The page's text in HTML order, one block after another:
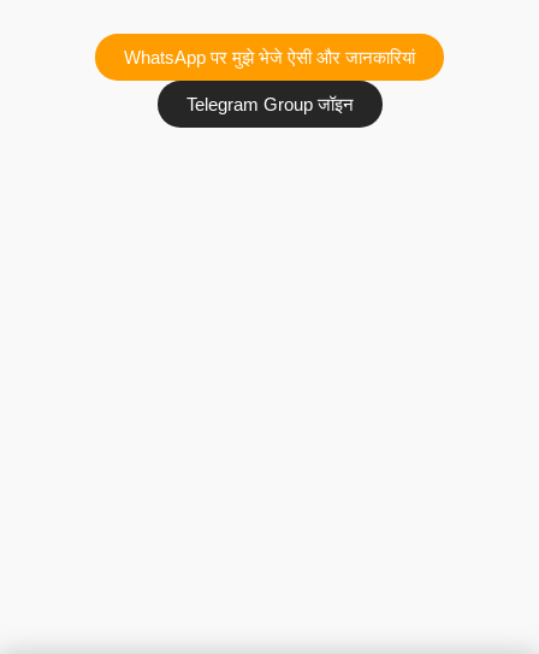
WhatsApp पर मुझे भेजे ऐसी और जानकारियां
Telegram Group जॉइन